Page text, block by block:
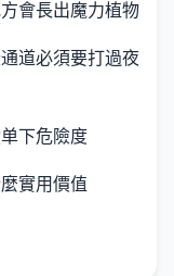
會長出魔力植物
道必須要打過夜
下危險度
實用價值